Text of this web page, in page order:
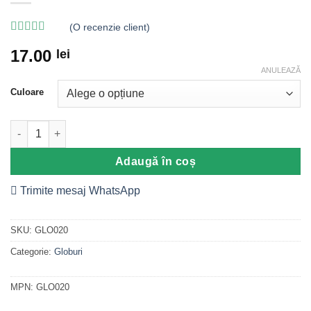
din 5 pe
baza unei
evaluări
(O recenzie client)
17.00 lei
Culoare
ANULEAZĂ
Cantitate Glob auriu/ argintiu nume, Model Fulg
Adaugă în coș
Trimite mesaj WhatsApp
SKU: GLO020
Categorie: Globuri
MPN: GLO020